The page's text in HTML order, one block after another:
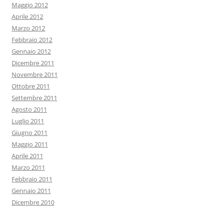
Maggio 2012
Aprile 2012
Marzo 2012
Febbraio 2012
Gennaio 2012
Dicembre 2011
Novembre 2011
Ottobre 2011
Settembre 2011
Agosto 2011
Luglio 2011
Giugno 2011
Maggio 2011
Aprile 2011
Marzo 2011
Febbraio 2011
Gennaio 2011
Dicembre 2010